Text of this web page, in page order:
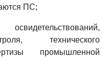
ПС;
технического
промышленной